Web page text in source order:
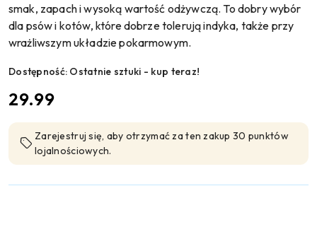
smak, zapach i wysoką wartość odżywczą. To dobry wybór
dla psów i kotów, które dobrze tolerują indyka, także przy
wrażliwszym układzie pokarmowym.
Dostępność: Ostatnie sztuki - kup teraz!
cena:
29.99
Zarejestruj się, aby otrzymać za ten zakup 30 punktów
lojalnościowych.